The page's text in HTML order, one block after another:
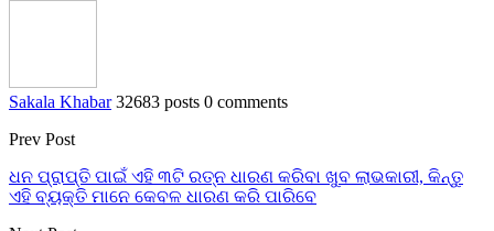
Sakala Khabar 32683 posts 0 comments
Prev Post
ଧନ ପ୍ରାପ୍ତି ପାଇଁ ଏହି ୩ଟି ରତ୍ନ ଧାରଣ କରିବା ଖୁବ ଲାଭକାରୀ, କିନ୍ତୁ
ଏହି ବ୍ୟକ୍ତି ମାନେ କେବଳ ଧାରଣ କରି ପାରିବେ